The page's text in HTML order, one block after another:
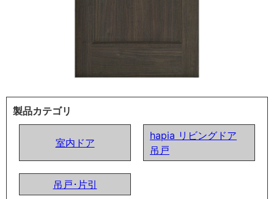
製品カテゴリ
室内ドア
hapia リビングドア
吊戸
吊戸･片引